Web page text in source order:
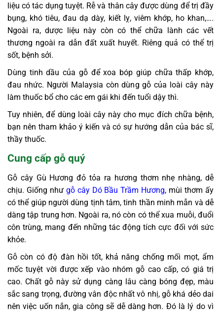
liệu có tác dụng tuyệt. Rễ và thân cây được dùng để trị đầy
bụng, khó tiêu, đau dạ dày, kiết lỵ, viêm khớp, ho khan,….
Ngoài ra, dược liệu này còn có thể chữa lành các vết
thương ngoài ra dẫn đất xuất huyết. Riêng quả có thể trị
sốt, bệnh sởi.
Dùng tinh dầu của gỗ để xoa bóp giúp chữa thấp khớp,
đau nhức. Người Malaysia còn dùng gỗ của loài cây này
làm thuốc bổ cho các em gái khi đến tuổi dậy thì.
Tuy nhiên, để dùng loài cây này cho mục đích chữa bệnh,
bạn nên tham khảo ý kiến và có sự hướng dẫn của bác sĩ,
thầy thuốc.
Cung cấp gỗ quý
Gỗ cây Gù Hương đỏ tỏa ra hương thơm nhẹ nhàng, dễ
chịu. Giống như gỗ cây Dó Bầu Trầm Hương, mùi thơm ấy
có thể giúp người dùng tịnh tâm, tinh thần minh mẫn và dễ
dàng tập trung hơn. Ngoài ra, nó còn có thể xua muỗi, đuổi
côn trùng, mang đến những tác động tích cực đối với sức
khỏe.
Gỗ còn có độ đàn hồi tốt, khả năng chống mối mọt, ẩm
mốc tuyệt vời được xếp vào nhóm gỗ cao cấp, có giá trị
cao. Chất gỗ này sử dụng càng lâu càng bóng đẹp, màu
sắc sang trọng, đường vân độc nhất vô nhị, gỗ khá dẻo dai
nên việc uốn nắn, gia công sẽ dễ dàng hơn. Đó là lý do vì